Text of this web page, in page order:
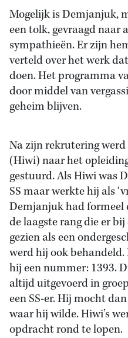
Mogelijk is Demjanjuk,
een tolk, gevraagd
sympathieën. Er zijn
verteld over het werk
doen. Het programma
door middel van
geheim blijven.
Na zijn rekrutering
(Hiwi) naar het
gestuurd. Als Hiwi was
SS maar werkte hij als
Demjanjuk had formeel
de laagste rang die er
gezien als een
werd hij ook
hij een nummer: 1393.
altijd uitgevoerd in
een SS-er. Hij mocht
waar hij wilde. Hiwi’s
opdracht rond te lopen.